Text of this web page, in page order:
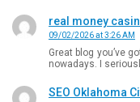
real money
09/02/2026 at 3:26 AM
Great blog you’ve
nowadays. I
SEO Oklahoma